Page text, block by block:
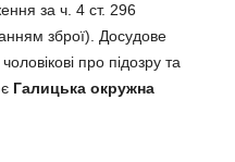
за ч. 4 ст. 296
зброї). Досудове
про підозру та
Галицька окружна